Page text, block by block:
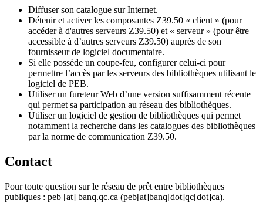
Diffuser son catalogue sur Internet.
Détenir et activer les composantes Z39.50 « client » (pour
accéder à d'autres serveurs Z39.50) et « serveur » (pour être
accessible à d’autres serveurs Z39.50) auprès de son
fournisseur de logiciel documentaire.
Si elle possède un coupe-feu, configurer celui-ci pour
permettre l’accès par les serveurs des bibliothèques utilisant le
logiciel de PEB.
Utiliser un fureteur Web d’une version suffisamment récente
qui permet sa participation au réseau des bibliothèques.
Utiliser un logiciel de gestion de bibliothèques qui permet
notamment la recherche dans les catalogues des bibliothèques
par la norme de communication Z39.50.
Contact
Pour toute question sur le réseau de prêt entre bibliothèques
publiques : peb [at] banq.qc.ca (peb[at]banq[dot]qc[dot]ca).